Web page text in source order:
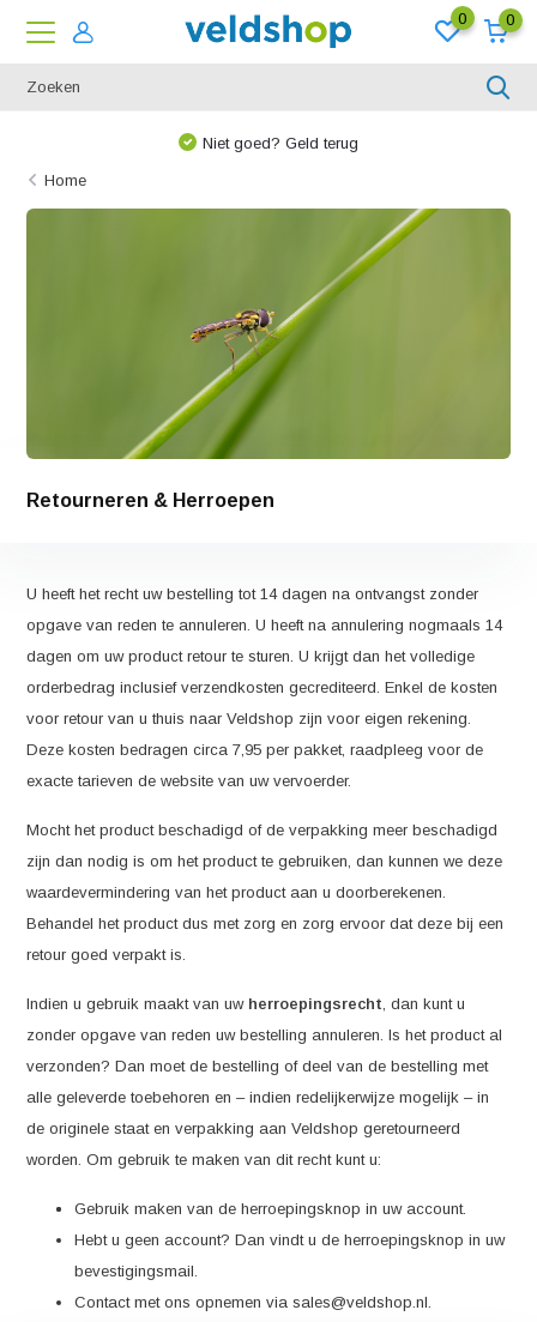
0 0
Niet goed? Geld terug
Home
Retourneren & Herroepen
U heeft het recht uw bestelling tot 14 dagen na ontvangst zonder
opgave van reden te annuleren. U heeft na annulering nogmaals 14
dagen om uw product retour te sturen. U krijgt dan het volledige
orderbedrag inclusief verzendkosten gecrediteerd. Enkel de kosten
voor retour van u thuis naar Veldshop zijn voor eigen rekening.
Deze kosten bedragen circa 7,95 per pakket, raadpleeg voor de
exacte tarieven de website van uw vervoerder.
Mocht het product beschadigd of de verpakking meer beschadigd
zijn dan nodig is om het product te gebruiken, dan kunnen we deze
waardevermindering van het product aan u doorberekenen.
Behandel het product dus met zorg en zorg ervoor dat deze bij een
retour goed verpakt is.
Indien u gebruik maakt van uw herroepingsrecht , dan kunt u
zonder opgave van reden uw bestelling annuleren. Is het product al
verzonden? Dan moet de bestelling of deel van de bestelling met
alle geleverde toebehoren en – indien redelijkerwijze mogelijk – in
de originele staat en verpakking aan Veldshop geretourneerd
worden. Om gebruik te maken van dit recht kunt u:
Gebruik maken van de herroepingsknop in uw account.
Hebt u geen account? Dan vindt u de herroepingsknop in uw
bevestigingsmail.
Contact met ons opnemen viasales@veldshop.nl